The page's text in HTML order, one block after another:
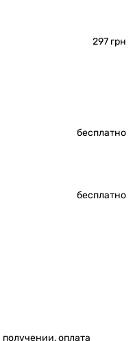
297 грн
бесплатно
бесплатно
оплата